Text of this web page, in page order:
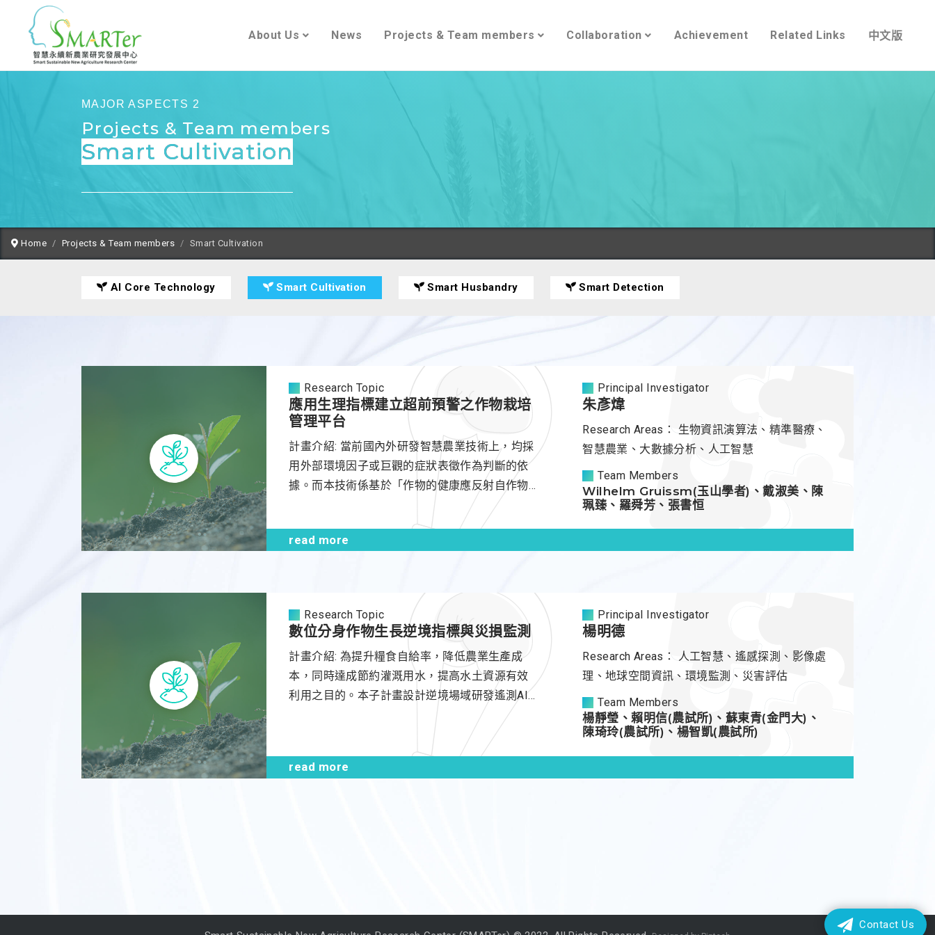
About Us News Projects & Team members Collaboration Achievement Related Links 中文版
MAJOR ASPECTS 2
Projects & Team members
Smart Cultivation
Home Projects & Team members Smart Cultivation
AI Core Technology Smart Cultivation Smart Husbandry Smart Detection
Research Topic
應用生理指標建立超前預警之作物栽培
管理平台
計畫介紹: 當前國內外研發智慧農業技術上，均採
用外部環境因子或巨觀的症狀表徵作為判斷的依
據。而本技術係基於「作物的健康應反射自作物
本身的生理狀況」的觀點，建立「智慧作物健康
超前預警平台」，藉由各種異質感測器在逆境環
境中取得微觀下的葉溫、株高、葉綠素及空氣溫
生理指標以人工智慧演算技術超前部署建立「作
物水分預警系統」、...
Principal Investigator
朱彥煒
Research Areas：
生物資訊演算法、精準醫療、
智慧農業、大數據分析、人工智慧
Team Members
Wilhelm Gruissm(玉山學者)、戴淑美、陳
珮臻、羅舜芳、張書恒
read more
Research Topic
數位分身作物生長逆境指標與災損監測
計畫介紹: 為提升糧食自給率，降低農業生產成
本，同時達成節約灌溉用水，提高水土資源有效
利用之目的。本子計畫設計逆境場域研發遙測AI
輔助培育技術，以水稻及小麥作為目標對象。水
稻和小麥各生長階段，自萌芽階段至生殖生長階
段，結合UAV與 IoT 設備導入影像分析與 AI 技
術，建立長期且穩定之觀測系統。此系統能了解
Principal Investigator
楊明德
Research Areas：
人工智慧、遙感探測、影像處
理、地球空間資訊、環境監測、災害評估
Team Members
楊靜瑩、賴明信(農試所)、蘇東青(金門大)、
陳琦玲(農試所)、楊智凱(農試所)
read more
Contact Us